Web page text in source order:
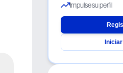
Impulse su perfil